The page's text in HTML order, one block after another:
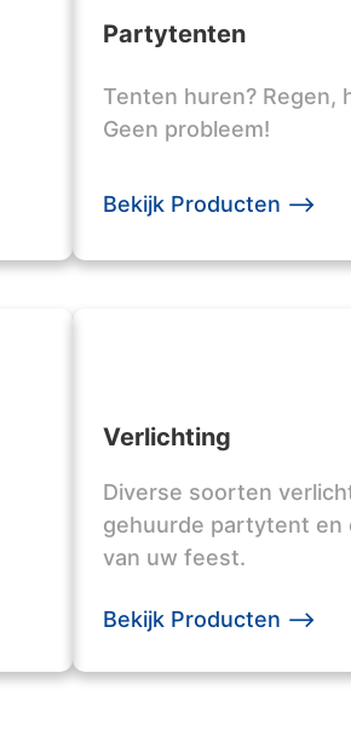
Partytenten
Tenten huren? Regen,
Geen probleem!
Bekijk Producten -->
Verlichting
Diverse soorten
gehuurde partytent en
van uw feest.
Bekijk Producten -->